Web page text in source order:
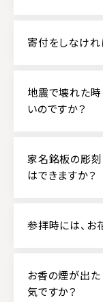
寄付をしなけれ
地震で壊れた時
いのですか？
家名銘板の彫
はできますか？
参拝時には、お
お香の煙が出た
気ですか？